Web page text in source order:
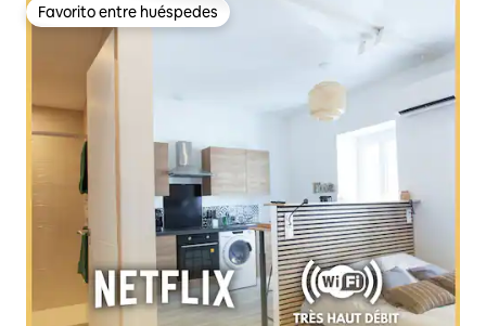
Favorito entre huéspedes
Favorito entre huéspedes